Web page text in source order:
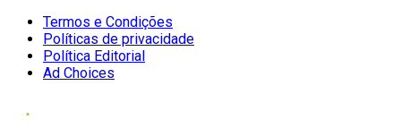
Termos e Condições
Políticas de privacidade
Política Editorial
Ad Choices